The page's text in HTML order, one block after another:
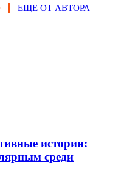
ЕЩЕ ОТ АВТОРА
истории:
среди